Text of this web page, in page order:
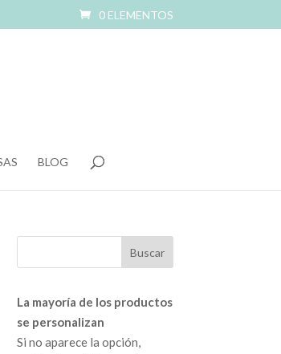
0 ELEMENTOS
BLOG
La mayoría de los productos
se personalizan
Si no aparece la opción,